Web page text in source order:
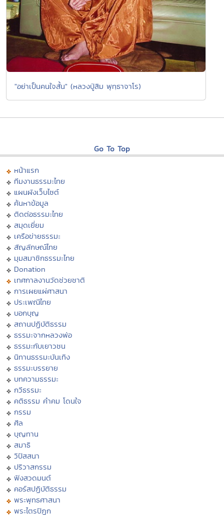
"อย่าเป็นคนใจสั้น" (หลวงปู่สิม พุทฺธาจาโร)
Go To Top
หน้าแรก
ทีมงานธรรมะไทย
แผนผังเว็บไซต์
ค้นหาข้อมูล
ติดต่อธรรมะไทย
สมุดเยี่ยม
เครือข่ายธรรมะ
สัญลักษณ์ไทย
มุมสมาชิกธรรมะไทย
Donation
เทศกาลงานวัดช่วยชาติ
การเผยแผ่ศาสนา
ประเพณีไทย
บอกบุญ
สถานปฏิบัติธรรม
ธรรมะจากหลวงพ่อ
ธรรมะกับเยาวชน
นิทานธรรมะบันเทิง
ธรรมะบรรยาย
บทความธรรมะ
กวีธรรมะ
คติธรรม คำคม โดนใจ
กรรม
ศีล
บุญทาน
สมาธิ
วิปัสสนา
ปริวาสกรรม
ฟังสวดมนต์
คอร์สปฏิบัติธรรม
พระพุทธศาสนา
พระไตรปิฏก